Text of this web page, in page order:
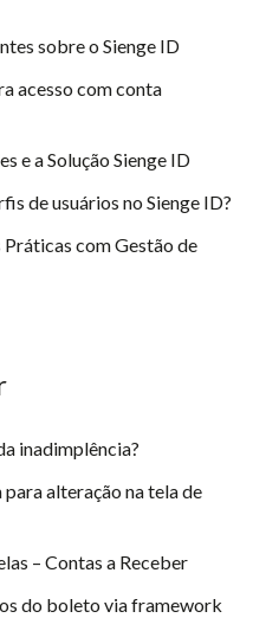
sobre o Sienge ID
acesso com conta
e a Solução Sienge ID
de usuários no Sienge ID?
Práticas com Gestão de
inadimplência?
alteração na tela de
– Contas a Receber
do boleto via framework